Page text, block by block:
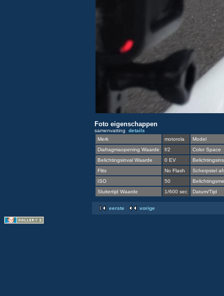
Foto eigenschappen
samenvatting details
Merk
motorola
Model
Diafragmaopening Waarde
f/2
Color Space
Belichtingsinval Waarde
0 EV
Flits
No Flash
Scherpstel
ISO
50
Sluitertijd Waarde
1/600 sec Datum/Tijd
eerste vorige